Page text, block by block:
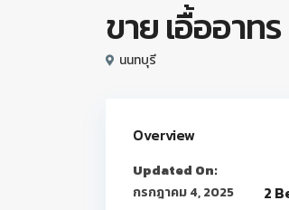
ขาย เอื้ออาท
นนทบุรี
Overview
Updated On:
กรกฎาคม 4, 2025
2